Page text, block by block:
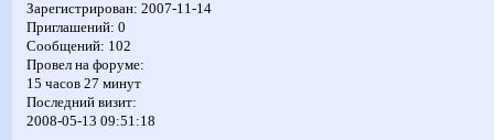
Зарегистрирован: 2007-11-14
Приглашений: 0
Сообщений: 102
Провел на форуме:
15 часов 27 минут
Последний визит:
2008-05-13 09:51:18